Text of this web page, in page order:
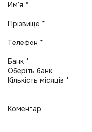
Имʼя *
Прізвище *
Телефон *
Банк *
Кількість місяців *
Коментар